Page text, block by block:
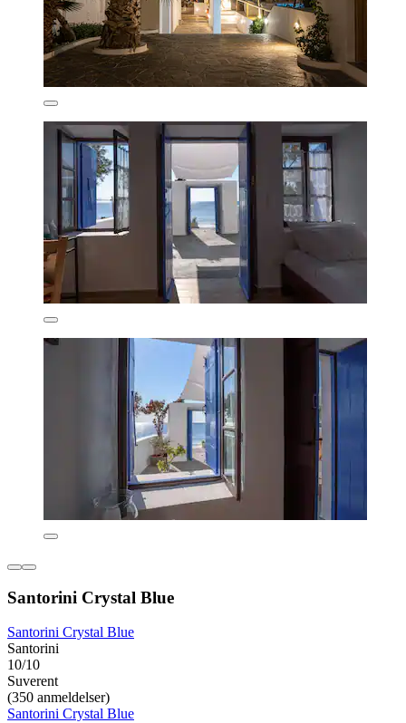
Santorini Crystal Blue
Santorini Crystal Blue
Santorini
10/10
Suverent
(350 anmeldelser)
Santorini Crystal Blue